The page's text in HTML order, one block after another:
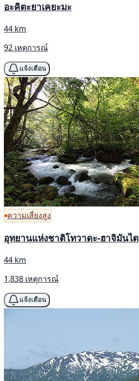
อะคิตะยาเคยะมะ
44 km
92 เหตุการณ์
แจ้งเตือน
ความเสี่ยงสูง
อุทยานแห่งชาติโทวาดะ-ฮาจิมันไต
44 km
1,838 เหตุการณ์
แจ้งเตือน